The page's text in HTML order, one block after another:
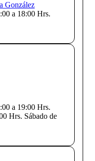
González
a 18:00 Hrs.
a 19:00 Hrs.
Hrs. Sábado de